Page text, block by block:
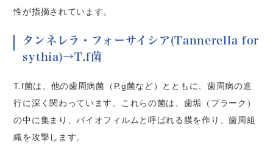
性が指摘されています。
タンネレラ・フォーサイシア(Tannerella for
sythia)→T.f菌
T.f菌は、他の歯周病菌（P.g菌など）とともに、歯周病の進
行に深く関わっています。これらの菌は、歯垢（プラーク）
の中に集まり、バイオフィルムと呼ばれる膜を作り、歯周組
織を攻撃します。